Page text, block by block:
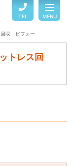
TEL MENU
収 ビフォー
トレス回